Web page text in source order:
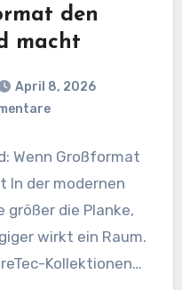
den
macht
April 8, 2026
Wenn Großformat
In der modernen
die Planke,
wirkt ein Raum.
Kollektionen…